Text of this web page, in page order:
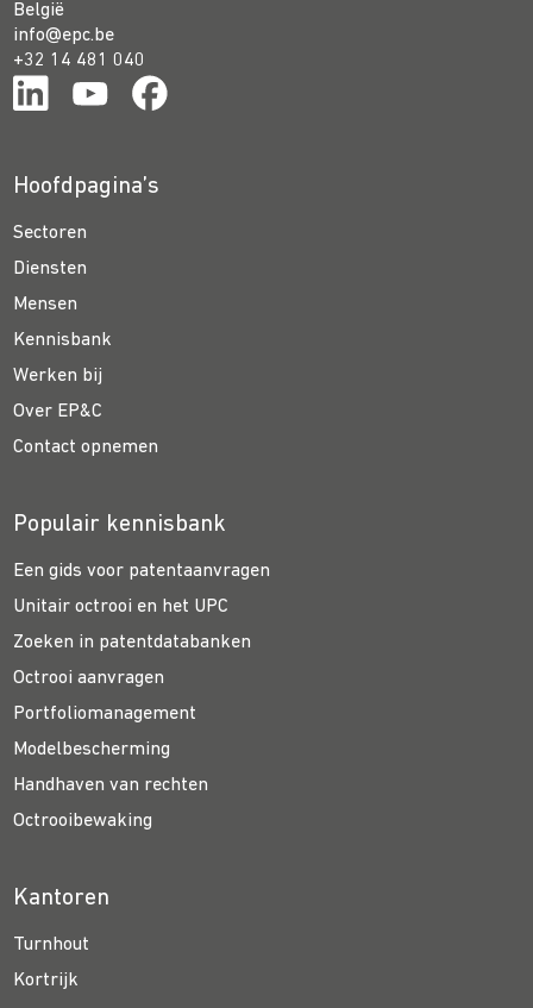
België
info@epc.be
+32 14 481 040
Hoofdpagina’s
Sectoren
Diensten
Mensen
Kennisbank
Werken bij
Over EP&C
Contact opnemen
Populair kennisbank
Een gids voor patentaanvragen
Unitair octrooi en het UPC
Zoeken in patentdatabanken
Octrooi aanvragen
Portfoliomanagement
Modelbescherming
Handhaven van rechten
Octrooibewaking
Kantoren
Turnhout
Kortrijk